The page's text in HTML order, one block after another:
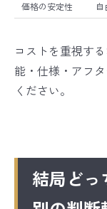
価格の安定性
コストを重視す
能・仕様・アフ
ください。
結局どっ